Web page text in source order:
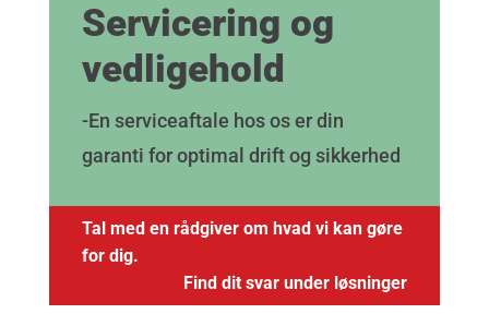
Servicering og
vedligehold
-En serviceaftale hos os er din
garanti for optimal drift og sikkerhed
Tal med en rådgiver om hvad vi kan gøre
for dig.
Find dit svar under løsninger